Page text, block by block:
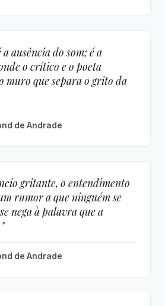
ausência do som; é a
o crítico e o poeta
muro que separa o grito da
de Andrade
gritante, o entendimento
rumor a que ninguém se
nega à palavra que a
de Andrade